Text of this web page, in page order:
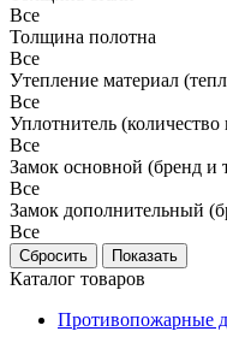
Все
Толщина полотна
Все
Утепление материал
Все
Уплотнитель
Все
Замок основной (бренд и
Все
Замок дополнительный
Все
Каталог товаров
Противопожарные